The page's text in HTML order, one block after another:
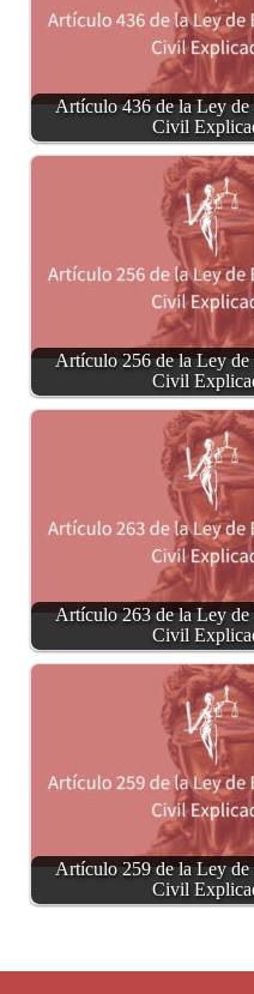
Artículo 436 de la Ley
Civil
Artículo 256 de la Ley
Civil
Artículo 263 de la Ley
Civil
Artículo 259 de la Ley
Civil